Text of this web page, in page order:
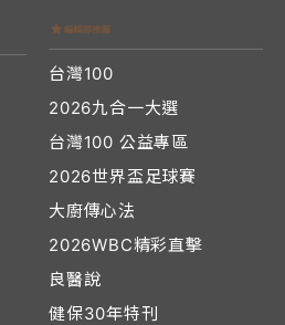
台灣100
2026九合一大選
台灣100 公益專區
2026世界盃足球賽
大廚傳心法
2026WBC精彩直擊
良醫說
健保30年特刊